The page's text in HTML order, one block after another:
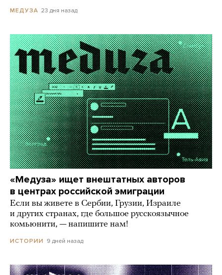
МЕДУЗА 23 дня назад
«Медуза» ищет внештатных авторов
в центрах российской эмиграции
Если вы живете в Сербии, Грузии, Израиле
и других странах, где большое русскоязычное
комьюнити, — напишите нам!
ИСТОРИИ 9 дней назад